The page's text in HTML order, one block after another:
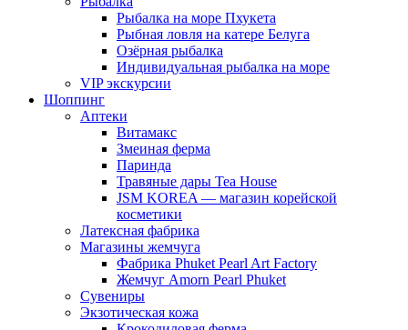
Рыбалка на море Пхукета
Рыбная ловля на катере Белуга
Озёрная рыбалка
Индивидуальная рыбалка на море
VIP экскурсии
Шоппинг
Аптеки
Витамакс
Змеиная ферма
Паринда
Травяные дары Tea House
JSM KOREA — магазин корейской
косметики
Латексная фабрика
Магазины жемчуга
Фабрика Phuket Pearl Art Factory
Жемчуг Amorn Pearl Phuket
Сувениры
Экзотическая кожа